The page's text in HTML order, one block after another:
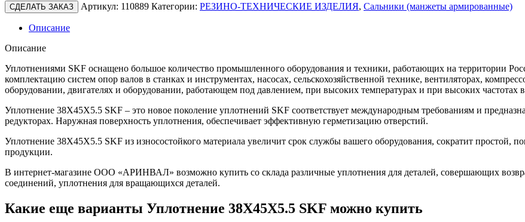
СДЕЛАТЬ ЗАКАЗ Артикул: 110889 Категории: РЕЗИНО-ТЕХНИЧЕСКИЕ ИЗДЕЛИЯ, Сальники (манжеты армированные)
Описание
Описание
Уплотнениями SKF оснащено большое количество промышленного оборудования и техники, работающих на территории
комплектацию систем опор валов в станках и инструментах, насосах, сельскохозяйственной технике, вентиляторах,
оборудовании, двигателях и оборудовании, работающем под давлением, при высоких температурах и при высоких частотах
Уплотнение 38X45X5.5 SKF – это новое поколение уплотнений SKF соответствует международным требованиям и
редукторах. Наружная поверхность уплотнения, обеспечивает эффективную герметизацию отверстий.
Уплотнение 38X45X5.5 SKF из износостойкого материала увеличит срок службы вашего оборудования, сократит простой,
продукции.
В интернет-магазине ООО «АРИНВАЛ» возможно купить со склада различные уплотнения для деталей, совершающих
соединений, уплотнения для вращающихся деталей.
Какие еще варианты Уплотнение 38X45X5.5 SKF можно купить